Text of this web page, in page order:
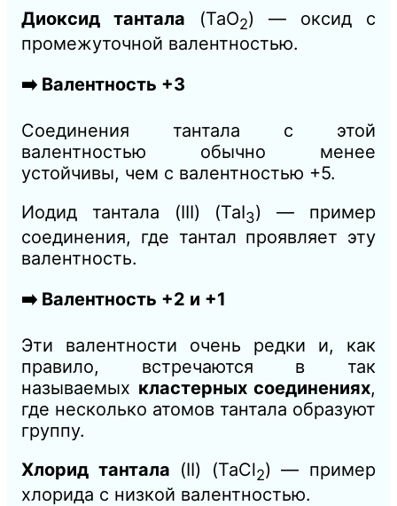
Диоксид тантала (TaO2​) — оксид с
промежуточной валентностью.
➡️ Валентность +3
Соединения тантала с этой
валентностью обычно менее
устойчивы, чем с валентностью +5.
Иодид тантала (III) (TaI3​) — пример
соединения, где тантал проявляет эту
валентность.
➡️ Валентность +2 и +1
Эти валентности очень редки и, как
правило, встречаются в так
называемых кластерных соединениях,
где несколько атомов тантала образуют
группу.
Хлорид тантала (II) (TaCl2​) — пример
хлорида с низкой валентностью.